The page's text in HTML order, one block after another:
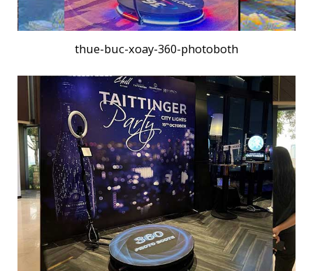
thue-buc-xoay-360-photoboth